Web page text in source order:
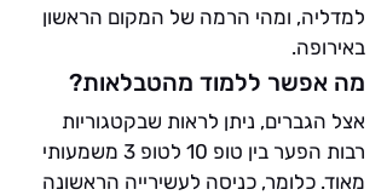
למדליה, ומהי הרמה של המקום הראשון
באירופה.
מה אפשר ללמוד מהטבלאות?
אצל הגברים, ניתן לראות שבקטגוריות
רבות הפער בין טופ 10 לטופ 3 משמעותי
מאוד. כלומר, כניסה לעשירייה הראשונה